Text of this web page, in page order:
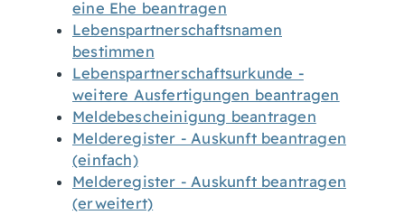
eine Ehe beantragen
Lebenspartnerschaftsnamen
bestimmen
Lebenspartnerschaftsurkunde -
weitere Ausfertigungen beantragen
Meldebescheinigung beantragen
Melderegister - Auskunft beantragen
(einfach)
Melderegister - Auskunft beantragen
(erweitert)